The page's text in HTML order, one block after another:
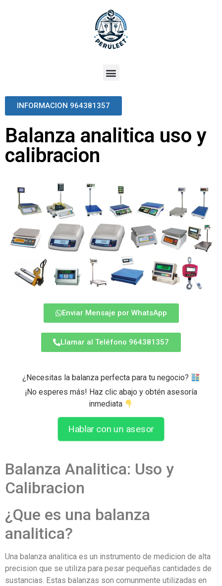
INFORMACION 964381357
Balanza analitica uso y
calibracion
Enviar Mensaje por WhatsApp
Llamar al Teléfono 964381357
¿Necesitas la balanza perfecta para tu negocio?
¡No esperes más! Haz clic abajo y obtén asesoría
inmediata
Hablar con un asesor
Balanza Analitica: Uso y
Calibracion
¿Que es una balanza
analitica?
Una balanza analitica es un instrumento de medicion de alta
precision que se utiliza para pesar pequeñas cantidades de
sustancias. Estas balanzas son comunmente utilizadas en